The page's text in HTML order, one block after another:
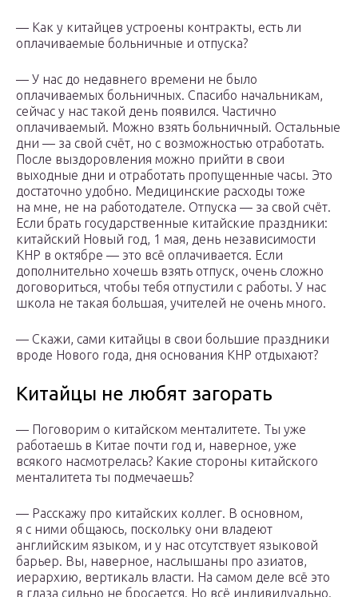
— Как у китайцев устроены контракты, есть ли
оплачиваемые больничные и отпуска?
— У нас до недавнего времени не было
оплачиваемых больничных. Спасибо начальникам,
сейчас у нас такой день появился. Частично
оплачиваемый. Можно взять больничный. Остальные
дни — за свой счёт, но с возможностью отработать.
После выздоровления можно прийти в свои
выходные дни и отработать пропущенные часы. Это
достаточно удобно. Медицинские расходы тоже
на мне, не на работодателе. Отпуска — за свой счёт.
Если брать государственные китайские праздники:
китайский Новый год, 1 мая, день независимости
КНР в октябре — это всё оплачивается. Если
дополнительно хочешь взять отпуск, очень сложно
договориться, чтобы тебя отпустили с работы. У нас
школа не такая большая, учителей не очень много.
— Скажи, сами китайцы в свои большие праздники
вроде Нового года, дня основания КНР отдыхают?
Китайцы не любят загорать
— Поговорим о китайском менталитете. Ты уже
работаешь в Китае почти год и, наверное, уже
всякого насмотрелась? Какие стороны китайского
менталитета ты подмечаешь?
— Расскажу про китайских коллег. В основном,
я с ними общаюсь, поскольку они владеют
английским языком, и у нас отсутствует языковой
барьер. Вы, наверное, наслышаны про азиатов,
иерархию, вертикаль власти. На самом деле всё это
в глаза сильно не бросается. Но всё индивидуально.